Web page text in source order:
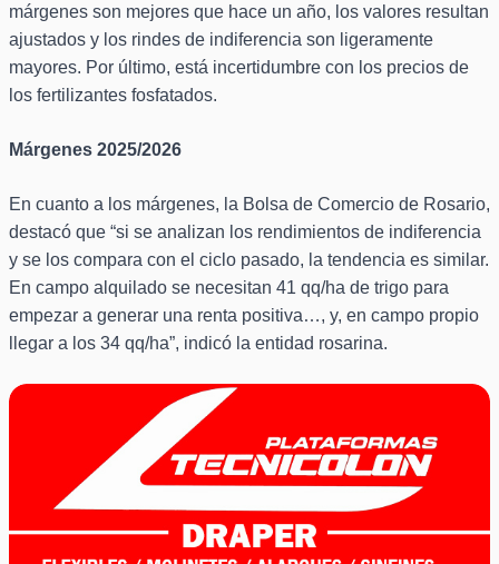
márgenes son mejores que hace un año, los valores resultan
ajustados y los rindes de indiferencia son ligeramente
mayores. Por último, está incertidumbre con los precios de
los fertilizantes fosfatados.
Márgenes 2025/2026
En cuanto a los márgenes, la Bolsa de Comercio de Rosario,
destacó que “si se analizan los rendimientos de indiferencia
y se los compara con el ciclo pasado, la tendencia es similar.
En campo alquilado se necesitan 41 qq/ha de trigo para
empezar a generar una renta positiva…, y, en campo propio
llegar a los 34 qq/ha”, indicó la entidad rosarina.